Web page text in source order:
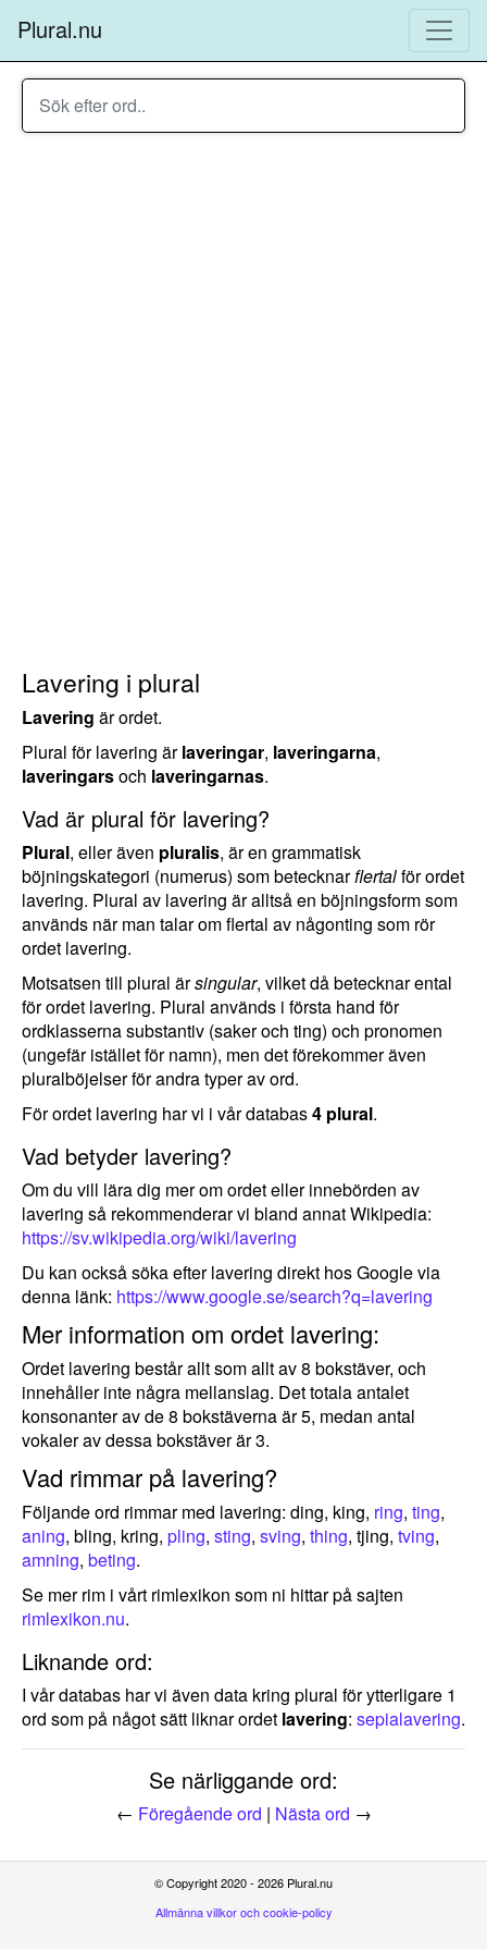
Plural.nu
Lavering i plural
Lavering är ordet.
Plural för lavering ärlaveringar, laveringarna,
laveringarsoch laveringarnas.
Vad är plural för lavering?
Plural, eller även pluralis, är en grammatisk
böjningskategori (numerus) som betecknarflertalför ordet
lavering. Plural av lavering är alltså en böjningsform som
används när man talar om flertal av någonting som rör
ordet lavering.
Motsatsen till plural ärsingular, vilket då betecknar ental
för ordet lavering. Plural används i första hand för
ordklasserna substantiv (saker och ting) och pronomen
(ungefär istället för namn), men det förekommer även
pluralböjelser för andra typer av ord.
För ordet lavering har vi i vår databas4 plural.
Vad betyder lavering?
Om du vill lära dig mer om ordet eller innebörden av
lavering så rekommenderar vi bland annat Wikipedia:
https://sv.wikipedia.org/wiki/lavering
Du kan också söka efter lavering direkt hos Google via
denna länk: https://www.google.se/search?q=lavering
Mer information om ordet lavering:
Ordet lavering består allt som allt av 8 bokstäver, och
innehåller inte några mellanslag. Det totala antalet
konsonanter av de 8 bokstäverna är 5, medan antal
vokaler av dessa bokstäver är 3.
Vad rimmar på lavering?
Följande ord rimmar med lavering: ding, king, ring, ting,
aning, bling, kring, pling, sting, sving, thing, tjing, tving,
amning, beting.
Se mer rim i vårt rimlexikon som ni hittar på sajten
rimlexikon.nu.
Liknande ord:
I vår databas har vi även data kring plural för ytterligare 1
ord som på något sätt liknar ordet lavering: sepialavering.
Se närliggande ord:
← Föregående ord | Nästa ord →
© Copyright 2020 - 2026 Plural.nu
Allmänna villkor och cookie-policy